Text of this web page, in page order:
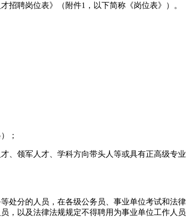
招聘岗位表》（附件1，以下简称《岗位表》）。
；
、领军人才、学科方向带头人等或具有正高级专业
处分的人员，在各级公务员、事业单位考试和法律
，以及法律法规规定不得聘用为事业单位工作人员